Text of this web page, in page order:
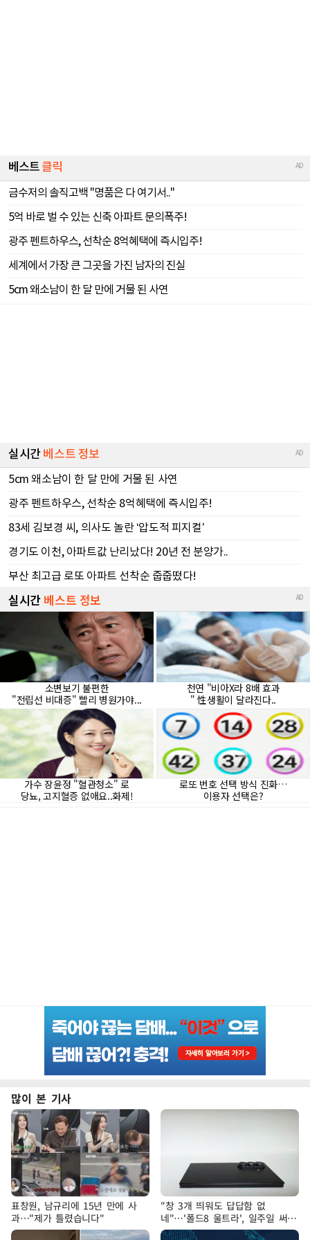
많이 본 기사
표창원, 남규리에 15년 만에 사
과…"제가 틀렸습니다"
"창 3개 띄워도 답답함 없
네"…'폴드8 울트라', 일주일 써보
니